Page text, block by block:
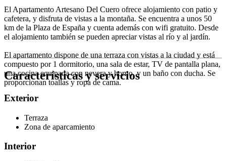
El Apartamento Artesano Del Cuero ofrece alojamiento con patio y
cafetera, y disfruta de vistas a la montaña. Se encuentra a unos 50
km de la Plaza de España y cuenta además con wifi gratuito. Desde
el alojamiento también se pueden apreciar vistas al río y al jardín.
El apartamento dispone de una terraza con vistas a la ciudad y está
compuesto por 1 dormitorio, una sala de estar, TV de pantalla plana,
una cocina equipada con nevera y horno, y un baño con ducha. Se
proporcionan toallas y ropa de cama.
Características y servicios
Exterior
Terraza
Zona de aparcamiento
Interior